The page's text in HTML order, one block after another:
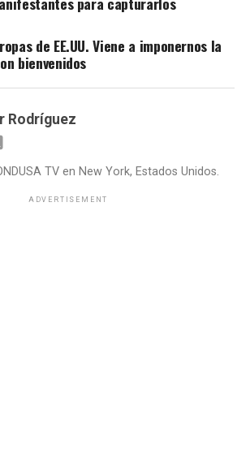
de EE.UU. Viene a imponernos la
bienvenidos
Rodríguez
TV en New York, Estados Unidos.
ADVERTISEMENT